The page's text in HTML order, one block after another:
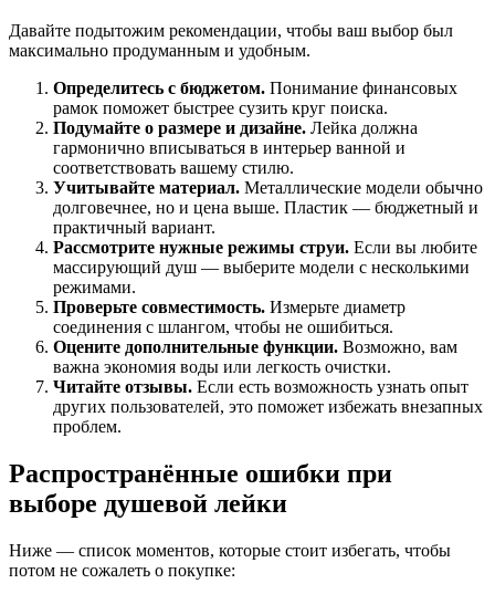
Давайте подытожим рекомендации, чтобы ваш выбор был
максимально продуманным и удобным.
Определитесь с бюджетом. Понимание финансовых
рамок поможет быстрее сузить круг поиска.
Подумайте о размере и дизайне. Лейка должна
гармонично вписываться в интерьер ванной и
соответствовать вашему стилю.
Учитывайте материал. Металлические модели обычно
долговечнее, но и цена выше. Пластик — бюджетный и
практичный вариант.
Рассмотрите нужные режимы струи. Если вы любите
массирующий душ — выберите модели с несколькими
режимами.
Проверьте совместимость. Измерьте диаметр
соединения с шлангом, чтобы не ошибиться.
Оцените дополнительные функции. Возможно, вам
важна экономия воды или легкость очистки.
Читайте отзывы. Если есть возможность узнать опыт
других пользователей, это поможет избежать внезапных
проблем.
Распространённые ошибки при
выборе душевой лейки
Ниже — список моментов, которые стоит избегать, чтобы
потом не сожалеть о покупке: